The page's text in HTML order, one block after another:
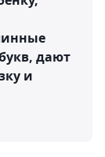
дают
и